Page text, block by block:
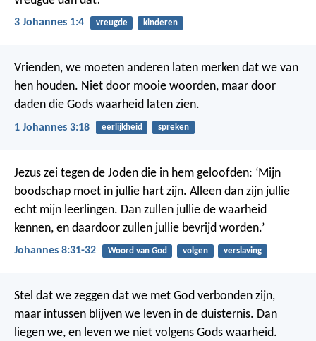
3 Johannes 1:4 vreugde kinderen
Vrienden, we moeten anderen laten merken dat we van
hen houden. Niet door mooie woorden, maar door
daden die Gods waarheid laten zien.
1 Johannes 3:18 eerlijkheid spreken
Jezus zei tegen de Joden die in hem geloofden: ‘Mijn
boodschap moet in jullie hart zijn. Alleen dan zijn jullie
echt mijn leerlingen. Dan zullen jullie de waarheid
kennen, en daardoor zullen jullie bevrijd worden.’
Johannes 8:31-32 Woord van God volgen verslaving
Stel dat we zeggen dat we met God verbonden zijn,
maar intussen blijven we leven in de duisternis. Dan
liegen we, en leven we niet volgens Gods waarheid.